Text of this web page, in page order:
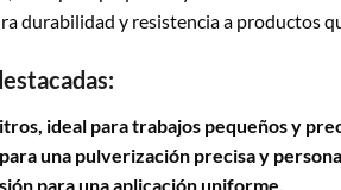
durabilidad y resistencia a productos
ideal para trabajos pequeños y
una pulverización precisa y
para una aplicación uniforme.